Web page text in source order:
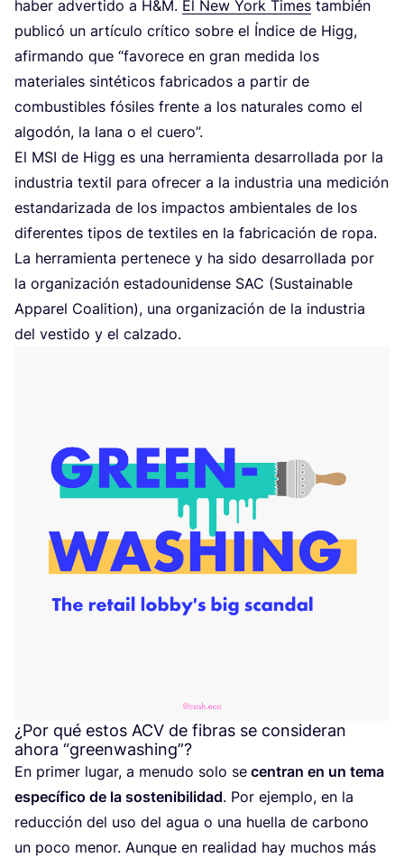
haber adver­ti­do a H&M. El New York Times tam­bién
publi­có un artícu­lo crí­ti­co sobre el Índi­ce de Higg,
afir­man­do que “favo­re­ce en gran medi­da los
mate­ria­les sin­té­ti­cos fabri­ca­dos a par­tir de
com­bus­ti­bles fósi­les fren­te a los natu­ra­les como el
algo­dón, la lana o el cuero”.
El MSI de Higg es una herra­mien­ta desa­rro­lla­da por la
indus­tria tex­til para ofre­cer a la indus­tria una medi­ción
estan­da­ri­za­da de los impac­tos ambien­ta­les de los
dife­ren­tes tipos de tex­ti­les en la fabri­ca­ción de ropa.
La herra­mien­ta per­te­ne­ce y ha sido desa­rro­lla­da por
la orga­ni­za­ción esta­dou­ni­den­se SAC (Sus­tai­na­ble
Appa­rel Coali­tion), una orga­ni­za­ción de la indus­tria
del ves­ti­do y el calzado.
¿Por qué estos ACV de fibras se consideran
ahora “greenwashing”?
En pri­mer lugar, a menu­do solo se cen­tran en un tema
espe­cí­fi­co de la sos­te­ni­bi­li­dad. Por ejem­plo, en la
reduc­ción del uso del agua o una hue­lla de car­bono
un poco menor. Aun­que en reali­dad hay muchos más